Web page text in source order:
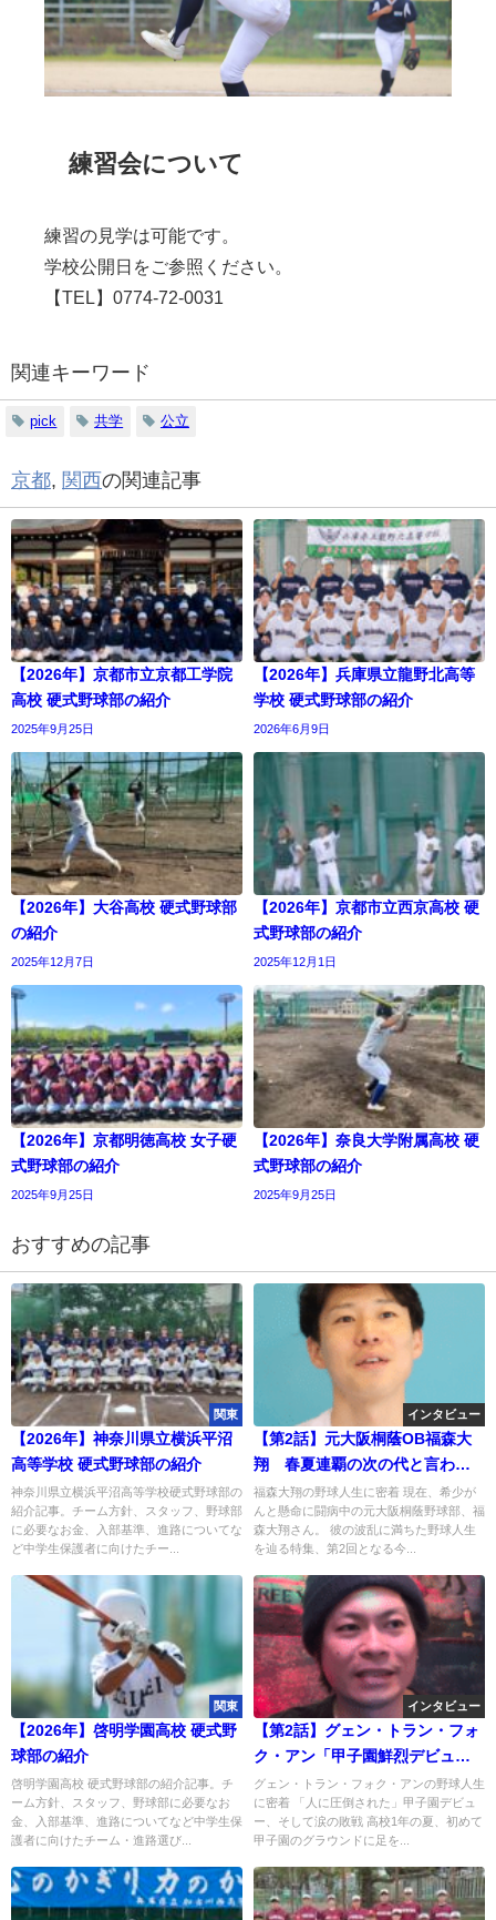
練習会について
練習の見学は可能です。
学校公開日をご参照ください。
【TEL】0774-72-0031
関連キーワード
pick 共学 公立
京都, 関西の関連記事
【2026年】京都市立京都工学院
高校 硬式野球部の紹介
2025年9月25日
【2026年】兵庫県立龍野北高等
学校 硬式野球部の紹介
2026年6月9日
【2026年】大谷高校 硬式野球部
の紹介
2025年12月7日
【2026年】京都市立西京高校 硬
式野球部の紹介
2025年12月1日
【2026年】京都明徳高校 女子硬
式野球部の紹介
2025年9月25日
【2026年】奈良大学附属高校 硬
式野球部の紹介
2025年9月25日
おすすめの記事
関東
【2026年】神奈川県立横浜平沼
高等学校 硬式野球部の紹介
神奈川県立横浜平沼高等学校硬式野球部の
紹介記事。チーム方針、スタッフ、野球部
に必要なお金、入部基準、進路についてな
ど中学生保護者に向けたチー...
インタビュー
【第2話】元大阪桐蔭OB福森大
翔 春夏連覇の次の代と言わ
れ、重圧との戦い
福森大翔の野球人生に密着 現在、希少が
んと懸命に闘病中の元大阪桐蔭野球部、福
森大翔さん。 彼の波乱に満ちた野球人生
を辿る特集、第2回となる今...
関東
【2026年】啓明学園高校 硬式野
球部の紹介
啓明学園高校 硬式野球部の紹介記事。チ
ーム方針、スタッフ、野球部に必要なお
金、入部基準、進路についてなど中学生保
護者に向けたチーム・進路選び...
インタビュー
【第2話】グェン・トラン・フォ
ク・アン「甲子園鮮烈デビュー
から、再び甲子園に舞い戻るま
で」
グェン・トラン・フォク・アンの野球人生
に密着 「人に圧倒された」甲子園デビュ
ー、そして涙の敗戦 高校1年の夏、初めて
甲子園のグラウンドに足を...